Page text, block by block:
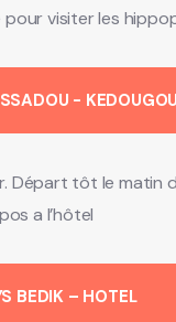
pour visiter les
- KEDOUGOU
Départ tôt le matin
a l’hôtel
BEDIK – HOTEL